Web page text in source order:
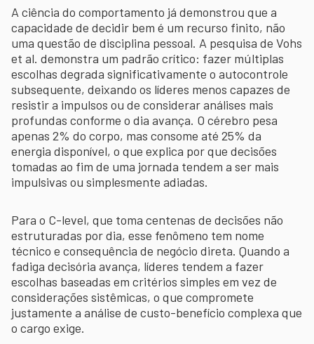
A ciência do comportamento já demonstrou que a
capacidade de decidir bem é um recurso finito, não
uma questão de disciplina pessoal. A pesquisa de Vohs
et al. demonstra um padrão crítico: fazer múltiplas
escolhas degrada significativamente o autocontrole
subsequente, deixando os líderes menos capazes de
resistir a impulsos ou de considerar análises mais
profundas conforme o dia avança. O cérebro pesa
apenas 2% do corpo, mas consome até 25% da
energia disponível, o que explica por que decisões
tomadas ao fim de uma jornada tendem a ser mais
impulsivas ou simplesmente adiadas.
Para o C-level, que toma centenas de decisões não
estruturadas por dia, esse fenômeno tem nome
técnico e consequência de negócio direta. Quando a
fadiga decisória avança, líderes tendem a fazer
escolhas baseadas em critérios simples em vez de
considerações sistêmicas, o que compromete
justamente a análise de custo-benefício complexa que
o cargo exige.